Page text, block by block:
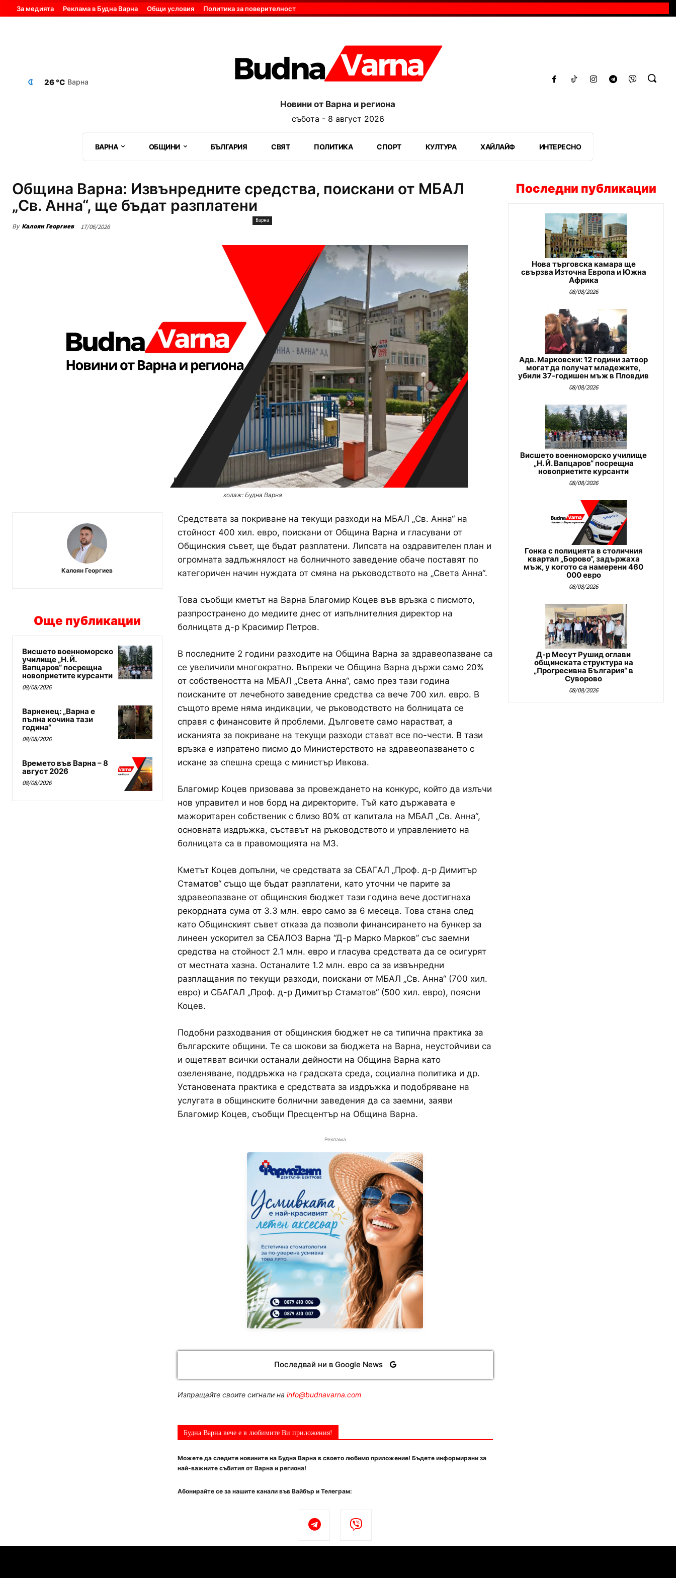
За медията Реклама в Будна Варна Общи условия Политика за поверителност
26 °C Варна
Новини от Варна и региона
събота - 8 август 2026
ВАРНА ОБЩИНИ БЪЛГАРИЯ СВЯТ ПОЛИТИКА СПОРТ КУЛТУРА ХАЙЛАЙФ ИНТЕРЕСНО
Община Варна: Извънредните средства, поискани от МБАЛ
„Св. Анна“, ще бъдат разплатени
By Калоян Георгиев 17/06/2026
Варна
колаж: Будна Варна
Калоян Георгиев
Още публикации
Висшето военноморско
училище „Н. Й.
Вапцаров“ посрещна
новоприетите курсанти
08/08/2026
Варненец: „Варна е
пълна кочина тази
година“
08/08/2026
Времето във Варна – 8
август 2026
08/08/2026
Средствата за покриване на текущи разходи на МБАЛ „Св. Анна“ на
стойност 400 хил. евро, поискани от Община Варна и гласувани от
Общинския съвет, ще бъдат разплатени. Липсата на оздравителен план и
огромната задлъжнялост на болничното заведение обаче поставят по
категоричен начин нуждата от смяна на ръководството на „Света Анна“.
Това съобщи кметът на Варна Благомир Коцев във връзка с писмото,
разпространено до медиите днес от изпълнителния директор на
болницата д-р Красимир Петров.
В последните 2 години разходите на Община Варна за здравеопазване са
се увеличили многократно. Въпреки че Община Варна държи само 20%
от собствеността на МБАЛ „Света Анна“, само през тази година
поисканите от лечебното заведение средства са вече 700 хил. евро. В
същото време няма индикации, че ръководството на болницата се
справя с финансовите й проблеми. Дълговете само нарастват, а
исканията за покриване на текущи разходи стават все по-чести. В тази
връзка е изпратено писмо до Министерството на здравеопазването с
искане за спешна среща с министър Ивкова.
Благомир Коцев призовава за провеждането на конкурс, който да излъчи
нов управител и нов борд на директорите. Тъй като държавата е
мажоритарен собственик с близо 80% от капитала на МБАЛ „Св. Анна“,
основната издръжка, съставът на ръководството и управлението на
болницата са в правомощията на МЗ.
Кметът Коцев допълни, че средствата за СБАГАЛ „Проф. д-р Димитър
Стаматов“ също ще бъдат разплатени, като уточни че парите за
здравеопазване от общинския бюджет тази година вече достигнаха
рекордната сума от 3.3 млн. евро само за 6 месеца. Това стана след
като Общинският съвет отказа да позволи финансирането на бункер за
линеен ускорител за СБАЛОЗ Варна “Д-р Марко Марков” със заемни
средства на стойност 2.1 млн. евро и гласува средствата да се осигурят
от местната хазна. Останалите 1.2 млн. евро са за извънредни
разплащания по текущи разходи, поискани от МБАЛ „Св. Анна“ (700 хил.
евро) и СБАГАЛ „Проф. д-р Димитър Стаматов“ (500 хил. евро), поясни
Коцев.
Подобни разходвания от общинския бюджет не са типична практика за
българските общини. Те са шокови за бюджета на Варна, неустойчиви са
и ощетяват всички останали дейности на Община Варна като
озеленяване, поддръжка на градската среда, социална политика и др.
Установената практика е средствата за издръжка и подобряване на
услугата в общинските болнични заведения да са заемни, заяви
Благомир Коцев, съобщи Пресцентър на Община Варна.
Реклама
Последвай ни в Google News
Изпращайте своите сигнали на info@budnavarna.com
Будна Варна вече е в любимите Ви приложения!
Можете да следите новините на Будна Варна в своето любимо приложение! Бъдете информирани за
най-важните събития от Варна и региона!
Абонирайте се за нашите канали във Вайбър и Телеграм:
Последни публикации
Нова търговска камара ще
свързва Източна Европа и Южна
Африка
08/08/2026
Адв. Марковски: 12 години затвор
могат да получат младежите,
убили 37-годишен мъж в Пловдив
08/08/2026
Висшето военноморско училище
„Н. Й. Вапцаров“ посрещна
новоприетите курсанти
08/08/2026
Гонка с полицията в столичния
квартал „Борово“, задържаха
мъж, у когото са намерени 460
000 евро
08/08/2026
Д-р Месут Рушид оглави
общинската структура на
„Прогресивна България“ в
Суворово
08/08/2026